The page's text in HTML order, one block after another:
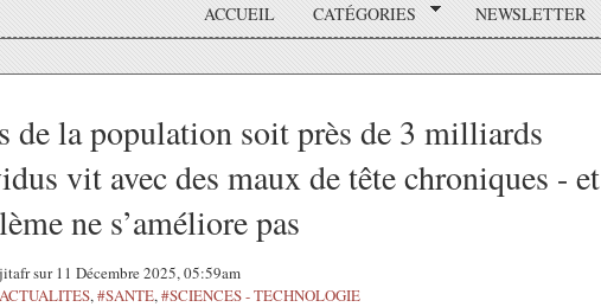
ACCUEIL CATÉGORIES NEWSLETTER
de la population soit près de 3 milliards
vit avec des maux de tête chroniques - et
ne s’améliore pas
sur 11 Décembre 2025, 05:59am
,#SANTE,#SCIENCES - TECHNOLOGIE